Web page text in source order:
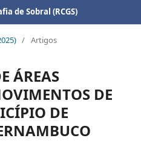
de Sobral (RCGS)
/ Artigos
ÁREAS
DE
DE